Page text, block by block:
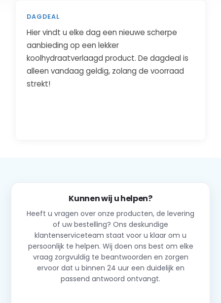
DAGDEAL
Hier vindt u elke dag een nieuwe scherpe
aanbieding op een lekker
koolhydraatverlaagd product. De dagdeal is
alleen vandaag geldig, zolang de voorraad
strekt!
Kunnen wij u helpen?
Heeft u vragen over onze producten, de levering
of uw bestelling? Ons deskundige
klantenserviceteam staat voor u klaar om u
persoonlijk te helpen. Wij doen ons best om elke
vraag zorgvuldig te beantwoorden en zorgen
ervoor dat u binnen 24 uur een duidelijk en
passend antwoord ontvangt.